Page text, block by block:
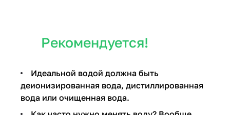
Рекомендуется!
Идеальной водой должна быть
деионизированная вода, дистиллированная
вода или очищенная вода.